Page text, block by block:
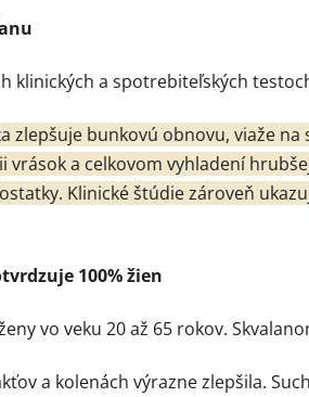
klinických a spotrebiteľských
zlepšuje bunkovú obnovu, viaže
a celkovom vyhladení
Klinické štúdie zároveň
100% žien
vo veku 20 až 65 rokov.
a kolenách výrazne zlepšila.